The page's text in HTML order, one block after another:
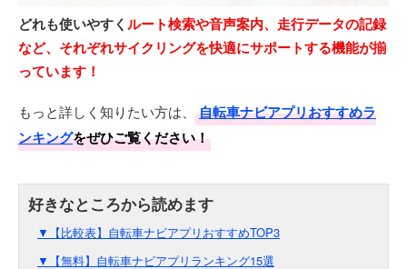
どれも使いやすくルート検索や音声案内、走行データの記録
など、それぞれサイクリングを快適にサポートする機能が揃
っています！
もっと詳しく知りたい方は、
自転車ナビアプリおすすめラ
ンキングをぜひご覧ください！
▼【比較表】自転車ナビアプリおすすめTOP3
▼【無料】自転車ナビアプリランキング15選